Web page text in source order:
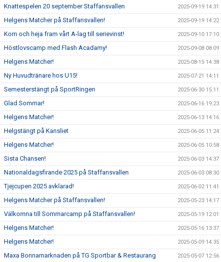
Knattespelen 20 september Staffansvallen 2025-09-19 14:31
Helgens Matcher på Staffansvallen! 2025-09-19 14:22
Kom och heja fram vårt A-lag till serievinst! 2025-09-10 17:10
Höstlovscamp med Flash Acadamy! 2025-09-08 08:09
Helgens Matcher! 2025-08-15 14:38
Ny Huvudtränare hos U15! 2025-07-21 14:11
Semesterstängt på SportRingen 2025-06-30 15:11
Glad Sommar! 2025-06-16 19:23
Helgens Matcher! 2025-06-13 14:16
Helgstängt på Kansliet 2025-06-05 11:24
Helgens Matcher! 2025-06-05 10:58
Sista Chansen! 2025-06-03 14:37
Nationaldagsfirande 2025 på Staffansvallen 2025-06-03 08:30
Tjejcupen 2025 avklarad! 2025-06-02 11:41
Helgens Matcher på Staffansvallen! 2025-05-23 14:17
Välkomna till Sommarcamp på Staffansvallen! 2025-05-19 12:01
Helgens Matcher! 2025-05-16 13:37
Helgens Matcher! 2025-05-09 14:35
Maxa Bonnamarknaden på TG Sportbar & Restaurang 2025-05-07 12:56